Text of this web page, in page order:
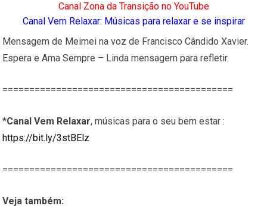
Canal Zona da Transição no YouTube
Canal Vem Relaxar: Músicas para relaxar e se inspirar
Mensagem de Meimei na voz de Francisco Cândido Xavier.
Espera e Ama Sempre – Linda mensagem para refletir.
===========================================
*Canal Vem Relaxar, músicas para o seu bem estar :
https://bit.ly/3stBElz
===========================================
Veja também: